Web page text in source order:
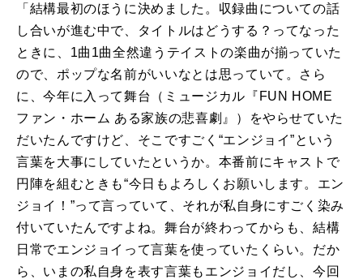
「結構最初のほうに決めました。収録曲についての話
し合いが進む中で、タイトルはどうする？ってなった
ときに、1曲1曲全然違うテイストの楽曲が揃っていた
ので、ポップな名前がいいなとは思っていて。さら
に、今年に入って舞台（ミュージカル『FUN HOME
ファン・ホーム ある家族の悲喜劇』）をやらせていた
だいたんですけど、そこですごく“エンジョイ”という
言葉を大事にしていたというか。本番前にキャストで
円陣を組むときも“今日もよろしくお願いします。エン
ジョイ！”って言っていて、それが私自身にすごく染み
付いていたんですよね。舞台が終わってからも、結構
日常でエンジョイって言葉を使っていたくらい。だか
ら、いまの私自身を表す言葉もエンジョイだし、今回